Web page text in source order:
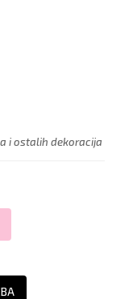
i ostalih dekoracija